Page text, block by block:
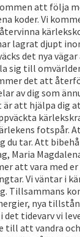
att följa
koder. Vi
lagrat djupt
det nya
sig till
det att
av dig som
är att hjälpa dig
fotspår.
du tar. Att
Maria
att vara med
Vi väntar i
Tillsammans
nya
det tidevarv vi
till att vandra